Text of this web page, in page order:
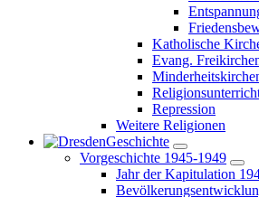
Katholische
Evang.
Repression
Weitere Religionen
Geschichte
Vorgeschichte 1945-1949
Jahr der Kapitulation